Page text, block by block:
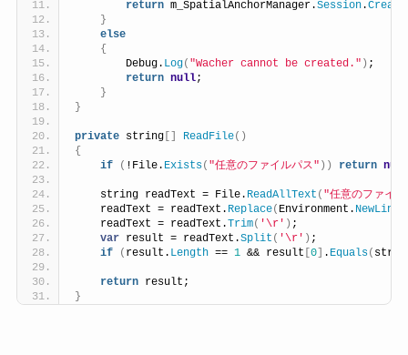
return m_SpatialAnchorManager.Session.
}
else
{
        Debug.
Log( "Wacher cannot be created." ) ;
return null;
}
}
private string[] ReadFile()
{
if
( !File. Exists( "任意のファイルパス" )) return null
    string readText = File.
ReadAllText ( "任意のファイ
    readText = readText.
Replace( Environment. NewLine
    readText = readText.
Trim( '\r' ) ;
var result = readText.Split ( '\r' ) ;
if
( result. Length == 1 && result 0] . Equals(
return result;
}